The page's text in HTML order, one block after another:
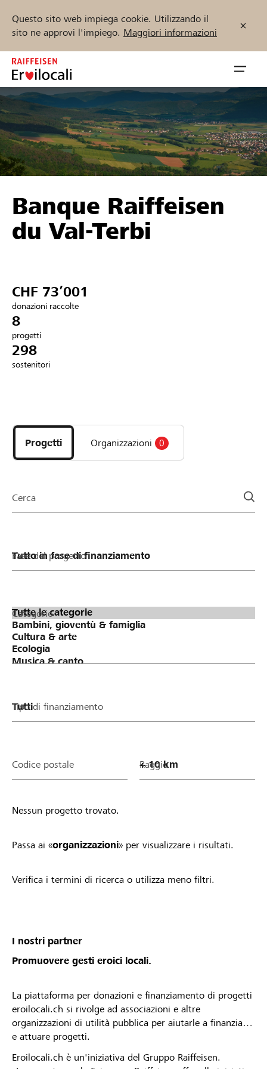
Questo sito web impiega cookie. Utilizzando il
sito ne approvi l'impiego. Maggiori informazioni
Zum
Inhalt
springen
öffnen
Sostenere
Aiuto & supporto
Collegarsi
Trova progetti e organizzazioni
Inizia ora
DE FR IT
Banque Raiffeisen
du Val-Terbi
CHF 73’001
donazioni raccolte
8
progetti
298
sostenitori
i
progetti
e
della
Progetti Organizzazioni 0
Cerca
Fase del progetto
Categorie
Tipo di finanziamento
Codice postale Raggio
Nessun progetto trovato.
Passa ai «organizzazioni» per visualizzare i risultati.
Verifica i termini di ricerca o utilizza meno filtri.
I nostri partner
Promuovere gesti eroici locali.
La piattaforma per donazioni e finanziamento di progetti
eroilocali.ch si rivolge ad associazioni e altre
organizzazioni di utilità pubblica per aiutarle a finanziare
e attuare progetti.
Eroilocali.ch è un'iniziativa del Gruppo Raiffeisen.